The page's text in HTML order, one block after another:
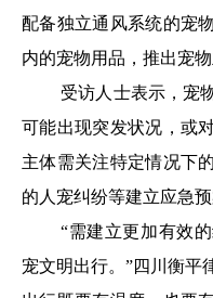
配备独立通风系统的宠
内的宠物用品，推出宠
受访人士表示，宠
可能出现突发状况，或
主体需关注特定情况下
的人宠纠纷等建立应急预
“需建立更加有效
宠文明出行。”四川衡平